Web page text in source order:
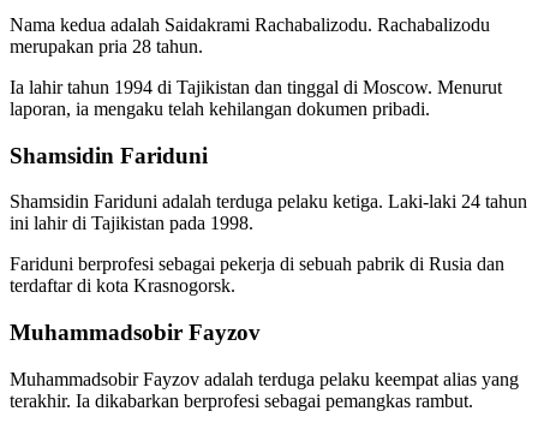
Nama kedua adalah Saidakrami Rachabalizodu. Rachabalizodu
merupakan pria 28 tahun.
Ia lahir tahun 1994 di Tajikistan dan tinggal di Moscow. Menurut
laporan, ia mengaku telah kehilangan dokumen pribadi.
Shamsidin Fariduni
Shamsidin Fariduni adalah terduga pelaku ketiga. Laki-laki 24 tahun
ini lahir di Tajikistan pada 1998.
Fariduni berprofesi sebagai pekerja di sebuah pabrik di Rusia dan
terdaftar di kota Krasnogorsk.
Muhammadsobir Fayzov
Muhammadsobir Fayzov adalah terduga pelaku keempat alias yang
terakhir. Ia dikabarkan berprofesi sebagai pemangkas rambut.